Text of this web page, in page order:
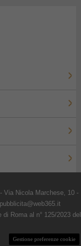
Via Nicola Marchese, 10 -
Roma al n° 125/2023 del
Gestione preferenze cookie